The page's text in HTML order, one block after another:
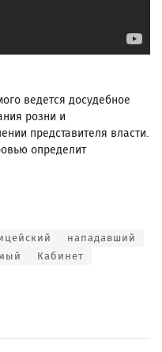
ведется досудебное
розни и
представителя власти.
определит
нападавший
Кабинет